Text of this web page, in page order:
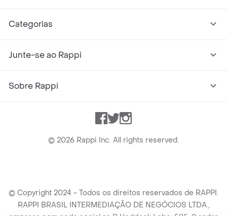
Categorias
Junte-se ao Rappi
Sobre Rappi
Facebook
TwitterInstagram
© 2026 Rappi Inc. All rights reserved.
© Copyright 2024 - Todos os direitos reservados de RAPPI.
RAPPI BRASIL INTERMEDIAÇÃO DE NEGÓCIOS LTDA.,